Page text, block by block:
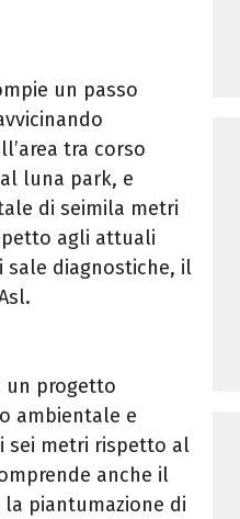
un passo
tra corso
luna park, e
di seimila metri
agli attuali
diagnostiche, il
un progetto
ambientale e
sei metri rispetto al
anche il
piantumazione di